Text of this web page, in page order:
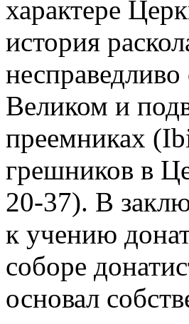
характере
история
Великом и
преемниках
грешников в
20-37). В
к учению
соборе
основал